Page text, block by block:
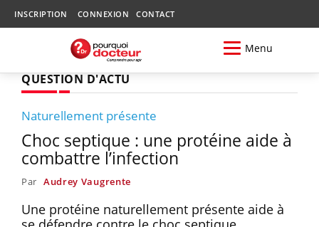
INSCRIPTION CONNEXION CONTACT
Menu
QUESTION D'ACTU
Naturellement présente
Choc septique : une protéine aide à
combattre l’infection
Par Audrey Vaugrente
Une protéine naturellement présente aide à